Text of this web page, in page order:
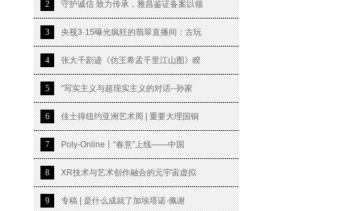
2 守护诚信 致力传承，雅昌鉴证备案以领
3 央视3·15曝光疯狂的翡翠直播间：古玩
4 张大千剧迹《仿王希孟千里江山图》睽
5 “写实主义与超现实主义的对话--孙家
6 佳士得纽约亚洲艺术周 | 重要大理国铜
7 Poly-Online丨“春意”上线——中国
8 XR技术与艺术创作融合的元宇宙虚拟
9 专稿 | 是什么成就了加埃塔诺·佩谢